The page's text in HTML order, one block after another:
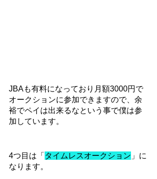
JBAも有料になっており月額3000円で
オークションに参加できますので、余
裕でペイは出来るなという事で僕は参
加しています。
4つ目は「 タイムレスオークション 」に
なります。